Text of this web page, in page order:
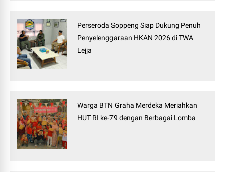
Perseroda Soppeng Siap Dukung Penuh
Penyelenggaraan HKAN 2026 di TWA
Lejja
Warga BTN Graha Merdeka Meriahkan
HUT RI ke-79 dengan Berbagai Lomba